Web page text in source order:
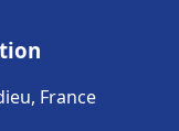
France